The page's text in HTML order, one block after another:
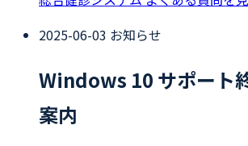
2025-06-03 お知らせ
Windows 10 サポート
案内